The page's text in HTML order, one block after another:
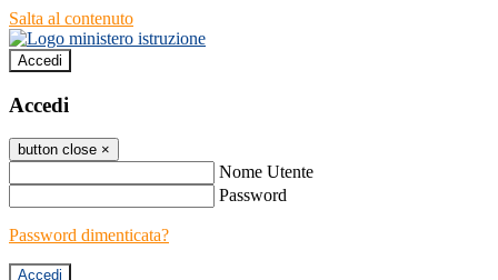
Salta al contenuto
Accedi
Accedi
button close ×
Nome Utente
Password
Password dimenticata?